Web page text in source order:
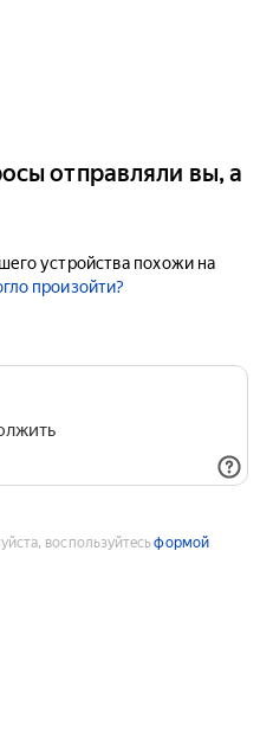
отправляли вы, а
устройства похожи на
произойти?
воспользуйтесьформой